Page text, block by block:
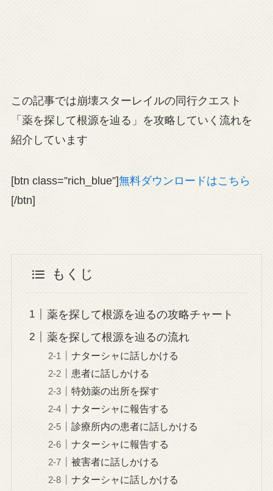
この記事では崩壊スターレイルの同行クエスト
「薬を探して根源を辿る」を攻略していく流れを
紹介しています
[btn class=”rich_blue”]無料ダウンロードはこちら
[/btn]
もくじ
薬を探して根源を辿るの攻略チャート
薬を探して根源を辿るの流れ
ナターシャに話しかける
患者に話しかける
特効薬の出所を探す
ナターシャに報告する
診療所内の患者に話しかける
ナターシャに報告する
被害者に話しかける
ナターシャに話しかける